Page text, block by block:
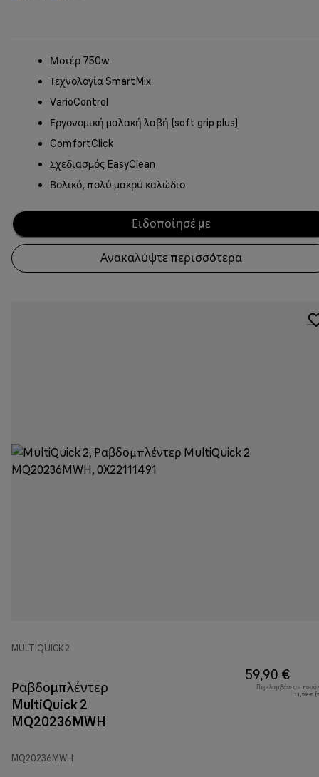
Μοτέρ 750w
Τεχνολογία SmartMix
VarioControl
Εργονομική μαλακή λαβή (soft grip plus)
ComfortClick
Σχεδιασμός EasyClean
Βολικό, πολύ μακρύ καλώδιο
Ειδοποίησέ με
Ανακαλύψτε περισσότερα
MULTIQUICK 2
Ραβδομπλέντερ
MultiQuick 2
MQ20236MWH
MQ20236MWH
59,90 €
Περιλαμβάνεται
11,59 €